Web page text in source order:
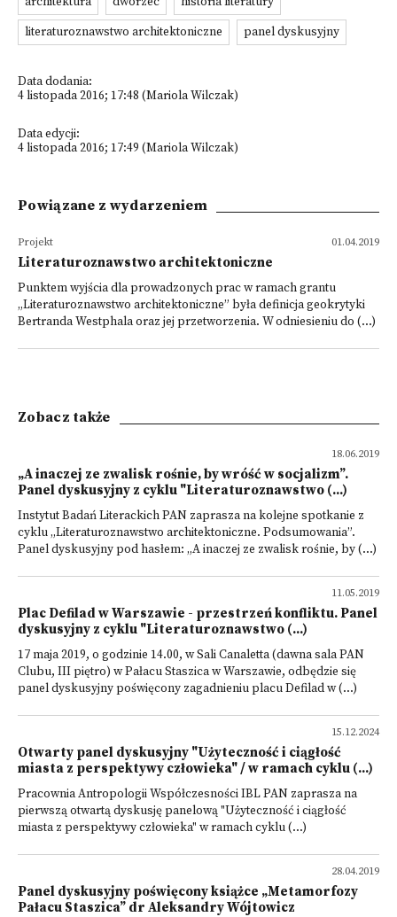
literaturoznawstwo architektoniczne
panel dyskusyjny
Data dodania:
4 listopada 2016; 17:48 (Mariola Wilczak)
Data edycji:
4 listopada 2016; 17:49 (Mariola Wilczak)
Powiązane z wydarzeniem
01.04.2019
Projekt
Literaturoznawstwo architektoniczne
Punktem wyjścia dla prowadzonych prac w ramach grantu
„Literaturoznawstwo architektoniczne” była definicja geokrytyki
Bertranda Westphala oraz jej przetworzenia. W odniesieniu do (...)
Zobacz także
18.06.2019
„A inaczej ze zwalisk rośnie, by wróść w socjalizm”.
Panel dyskusyjny z cyklu "Literaturoznawstwo (...)
Instytut Badań Literackich PAN zaprasza na kolejne spotkanie z
cyklu „Literaturoznawstwo architektoniczne. Podsumowania”.
Panel dyskusyjny pod hasłem: „A inaczej ze zwalisk rośnie, by (...)
11.05.2019
Plac Defilad w Warszawie - przestrzeń konfliktu. Panel
dyskusyjny z cyklu "Literaturoznawstwo (...)
17 maja 2019, o godzinie 14.00, w Sali Canaletta (dawna sala PAN
Clubu, III piętro) w Pałacu Staszica w Warszawie, odbędzie się
panel dyskusyjny poświęcony zagadnieniu placu Defilad w (...)
15.12.2024
Otwarty panel dyskusyjny "Użyteczność i ciągłość
miasta z perspektywy człowieka" / w ramach cyklu (...)
Pracownia Antropologii Współczesności IBL PAN zaprasza na
pierwszą otwartą dyskusję panelową "Użyteczność i ciągłość
miasta z perspektywy człowieka" w ramach cyklu (...)
28.04.2019
Panel dyskusyjny poświęcony książce „Metamorfozy
Pałacu Staszica” dr Aleksandry Wójtowicz